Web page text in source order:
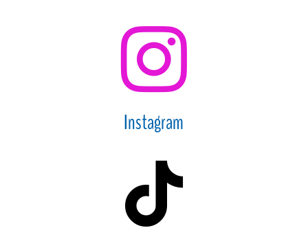

Instagram
